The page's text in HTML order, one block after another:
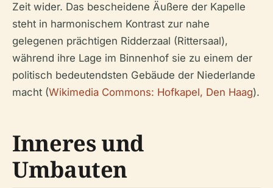
Zeit wider. Das bescheidene Äußere der Kapelle
steht in harmonischem Kontrast zur nahe
gelegenen prächtigen Ridderzaal (Rittersaal),
während ihre Lage im Binnenhof sie zu einem der
politisch bedeutendsten Gebäude der Niederlande
macht (Wikimedia Commons: Hofkapel, Den Haag).
Inneres und
Umbauten